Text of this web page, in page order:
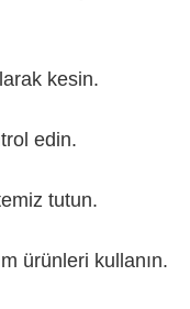
kesin.
edin.
tutun.
ürünleri kullanın.